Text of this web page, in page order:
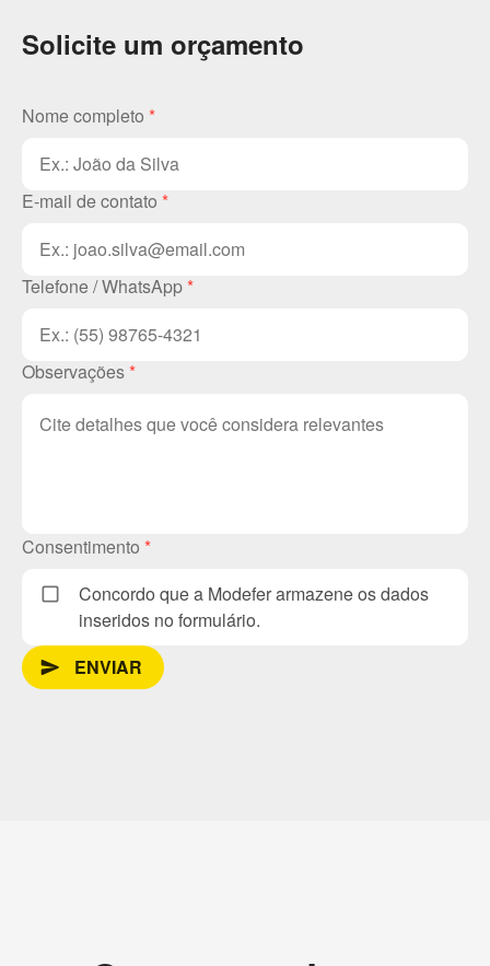
Solicite um orçamento
Nome completo *
E-mail de contato *
Telefone / WhatsApp *
Observações *
Consentimento *
Concordo que a Modefer armazene os dados
inseridos no formulário.
send_messageENVIAR